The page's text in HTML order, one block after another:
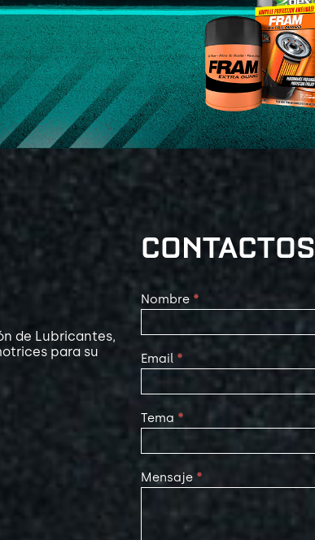
de Lubricantes,
para su
CONTACTOS
Contact
Us
Nombre *
Email *
Tema *
Mensaje *